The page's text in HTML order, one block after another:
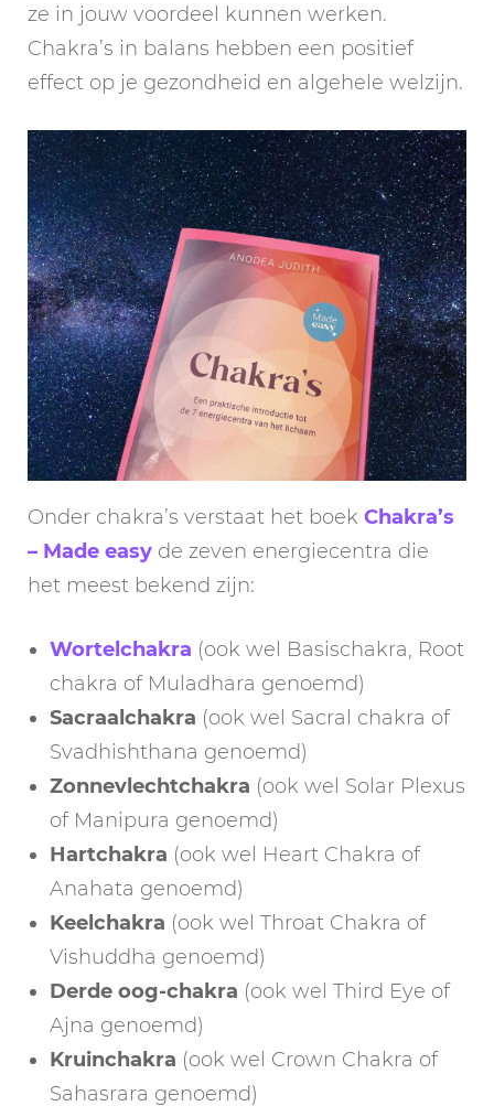
ze in jouw voordeel kunnen werken.
Chakra’s in balans hebben een positief
effect op je gezondheid en algehele welzijn.
Onder chakra’s verstaat het boek Chakra’s
– Made easy de zeven energiecentra die
het meest bekend zijn:
Wortelchakra (ook wel Basischakra, Root
chakra of Muladhara genoemd)
Sacraalchakra (ook wel Sacral chakra of
Svadhishthana genoemd)
Zonnevlechtchakra (ook wel Solar Plexus
of Manipura genoemd)
Hartchakra (ook wel Heart Chakra of
Anahata genoemd)
Keelchakra (ook wel Throat Chakra of
Vishuddha genoemd)
Derde oog-chakra (ook wel Third Eye of
Ajna genoemd)
Kruinchakra (ook wel Crown Chakra of
Sahasrara genoemd)